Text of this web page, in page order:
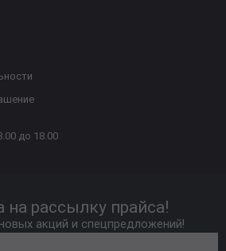
до 18.00
на рассылку прайса!
акций и спецпредложений!